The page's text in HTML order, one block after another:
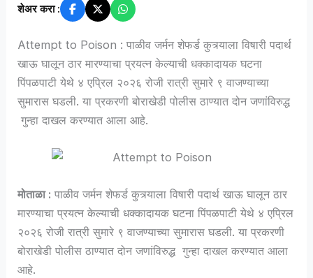
शेअर करा :
Attempt to Poison : पाळीव जर्मन शेफर्ड कुत्र्याला विषारी पदार्थ
खाऊ घालून ठार मारण्याचा प्रयत्न केल्याची धक्कादायक घटना
पिंपळपाटी येथे ४ एप्रिल २०२६ रोजी रात्री सुमारे ९ वाजण्याच्या
सुमारास घडली. या प्रकरणी बोराखेडी पोलीस ठाण्यात दोन जणांविरुद्ध
गुन्हा दाखल करण्यात आला आहे.
मोताळा : पाळीव जर्मन शेफर्ड कुत्र्याला विषारी पदार्थ खाऊ घालून ठार
मारण्याचा प्रयत्न केल्याची धक्कादायक घटना पिंपळपाटी येथे ४ एप्रिल
२०२६ रोजी रात्री सुमारे ९ वाजण्याच्या सुमारास घडली. या प्रकरणी
बोराखेडी पोलीस ठाण्यात दोन जणांविरुद्ध गुन्हा दाखल करण्यात आला
आहे.